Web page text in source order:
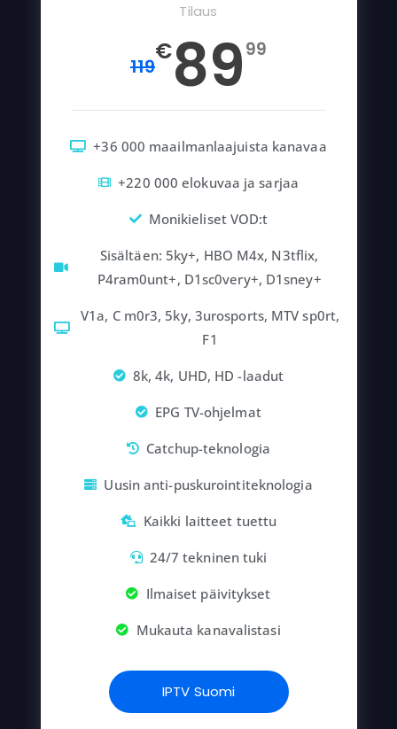
Tilaus
119
€8999
+36 000 maailmanlaajuista kanavaa
+220 000 elokuvaa ja sarjaa
Monikieliset VOD:t
Sisältäen: 5ky+, HBO M4x, N3tflix,
P4ram0unt+, D1sc0very+, D1sney+
V1a, C m0r3, 5ky, 3urosports, MTV sp0rt,
F1
8k, 4k, UHD, HD -laadut
EPG TV-ohjelmat
Catchup-teknologia
Uusin anti-puskurointiteknologia
Kaikki laitteet tuettu
24/7 tekninen tuki
Ilmaiset päivitykset
Mukauta kanavalistasi
IPTV Suomi